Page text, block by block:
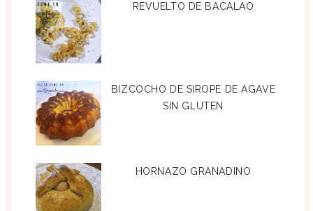
REVUELTO DE BACALAO
BIZCOCHO DE SIROPE DE AGAVE
SIN GLUTEN
HORNAZO GRANADINO